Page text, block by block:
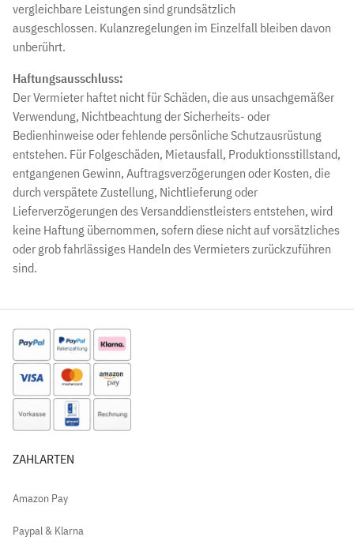
vergleichbare Leistungen sind grundsätzlich
ausgeschlossen. Kulanzregelungen im Einzelfall bleiben davon
unberührt.
Haftungsausschluss:
Der Vermieter haftet nicht für Schäden, die aus unsachgemäßer
Verwendung, Nichtbeachtung der Sicherheits- oder
Bedienhinweise oder fehlende persönliche Schutzausrüstung
entstehen. Für Folgeschäden, Mietausfall, Produktionsstillstand,
entgangenen Gewinn, Auftragsverzögerungen oder Kosten, die
durch verspätete Zustellung, Nichtlieferung oder
Lieferverzögerungen des Versanddienstleisters entstehen, wird
keine Haftung übernommen, sofern diese nicht auf vorsätzliches
oder grob fahrlässiges Handeln des Vermieters zurückzuführen
sind.
ZAHLARTEN
Amazon Pay
Paypal & Klarna